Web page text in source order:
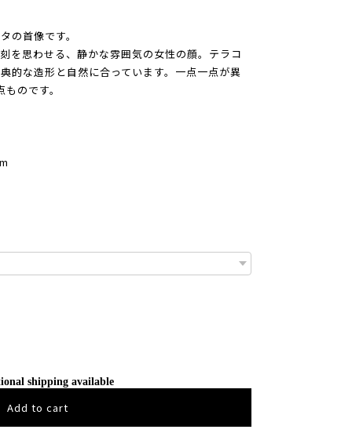
の首像です。
を思わせる、静かな雰囲気の女性の顔。テラコ
的な造形と自然に合っています。一点一点が異
のです。
shipping available
Add to cart